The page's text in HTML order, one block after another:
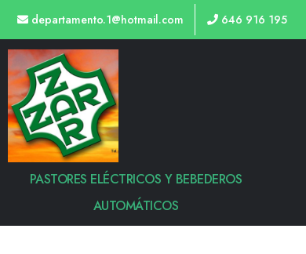
departamento.1@hotmail.com 646 916 195
PASTORES ELÉCTRICOS Y BEBEDEROS
AUTOMÁTICOS